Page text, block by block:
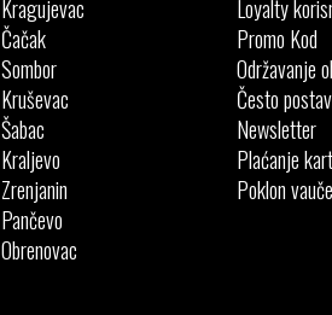
Kragujevac
Čačak
Sombor
Kruševac
Šabac
Kraljevo
Zrenjanin
Pančevo
Obrenovac
Loyalty
Promo Kod
Održavanje
Često
Newsletter
Plaćanje
Poklon